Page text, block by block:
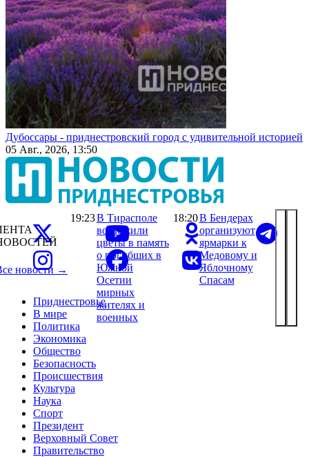
Дубоссары - приднестровский город с удивительной историей
05 Авг., 2026, 13:50
Приднестровье
В мире
Политика
Экономика
Общество
Безопасность
Происшествия
Культура
Наука
Спорт
Президент
Верховный Совет
Правительство
новости →
19:23В Тирасполе
возложили
цветы в память
о погибших в
Южной
Осетии
мирных
жителях и
военных
18:20В Бендерах
организуют
ярмарки к
Медовому и
Яблочному
Спасам